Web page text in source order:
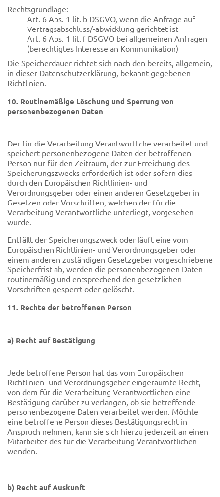
Rechtsgrundlage:
Art. 6 Abs. 1 lit. b DSGVO, wenn die Anfrage auf
Vertragsabschluss/-abwicklung gerichtet ist
Art. 6 Abs. 1 lit. f DSGVO bei allgemeinen Anfragen
(berechtigtes Interesse an Kommunikation)
Die Speicherdauer richtet sich nach den bereits, allgemein,
in dieser Datenschutzerklärung, bekannt gegebenen
Richtlinien.
10. Routinemäßige Löschung und Sperrung von
personenbezogenen Daten
Der für die Verarbeitung Verantwortliche verarbeitet und
speichert personenbezogene Daten der betroffenen
Person nur für den Zeitraum, der zur Erreichung des
Speicherungszwecks erforderlich ist oder sofern dies
durch den Europäischen Richtlinien- und
Verordnungsgeber oder einen anderen Gesetzgeber in
Gesetzen oder Vorschriften, welchen der für die
Verarbeitung Verantwortliche unterliegt, vorgesehen
wurde.
Entfällt der Speicherungszweck oder läuft eine vom
Europäischen Richtlinien- und Verordnungsgeber oder
einem anderen zuständigen Gesetzgeber vorgeschriebene
Speicherfrist ab, werden die personenbezogenen Daten
routinemäßig und entsprechend den gesetzlichen
Vorschriften gesperrt oder gelöscht.
11. Rechte der betroffenen Person
a) Recht auf Bestätigung
Jede betroffene Person hat das vom Europäischen
Richtlinien- und Verordnungsgeber eingeräumte Recht,
von dem für die Verarbeitung Verantwortlichen eine
Bestätigung darüber zu verlangen, ob sie betreffende
personenbezogene Daten verarbeitet werden. Möchte
eine betroffene Person dieses Bestätigungsrecht in
Anspruch nehmen, kann sie sich hierzu jederzeit an einen
Mitarbeiter des für die Verarbeitung Verantwortlichen
wenden.
b) Recht auf Auskunft